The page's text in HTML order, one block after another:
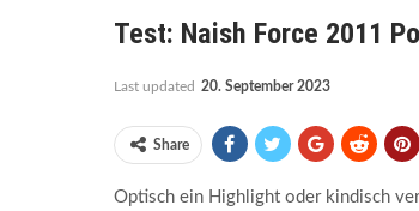
Test: Naish Force 2011
Last updated 20. September 2023
Share
Optisch ein Highlight oder kindisch